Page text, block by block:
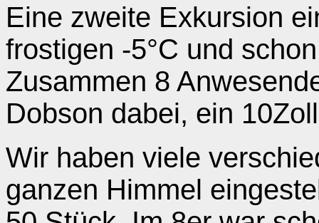
Eine zweite Exkursion
frostigen -5°C und
Zusammen 8
Dobson dabei, ein
Wir haben viele
ganzen Himmel